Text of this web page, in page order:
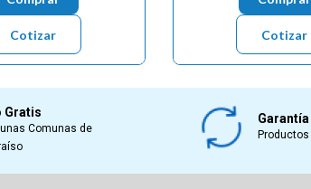
Cotizar Cotizar
Gratis
Comunas de
Garantía